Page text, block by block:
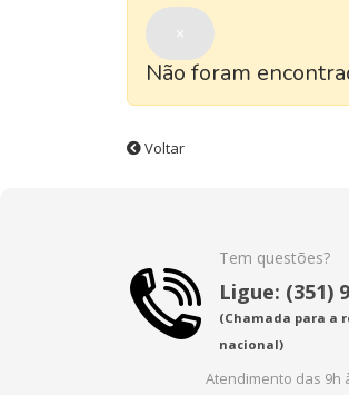
×
Não foram
Voltar
Tem questões?
Ligue: (351)
(Chamada para a
nacional)
Atendimento das 9h